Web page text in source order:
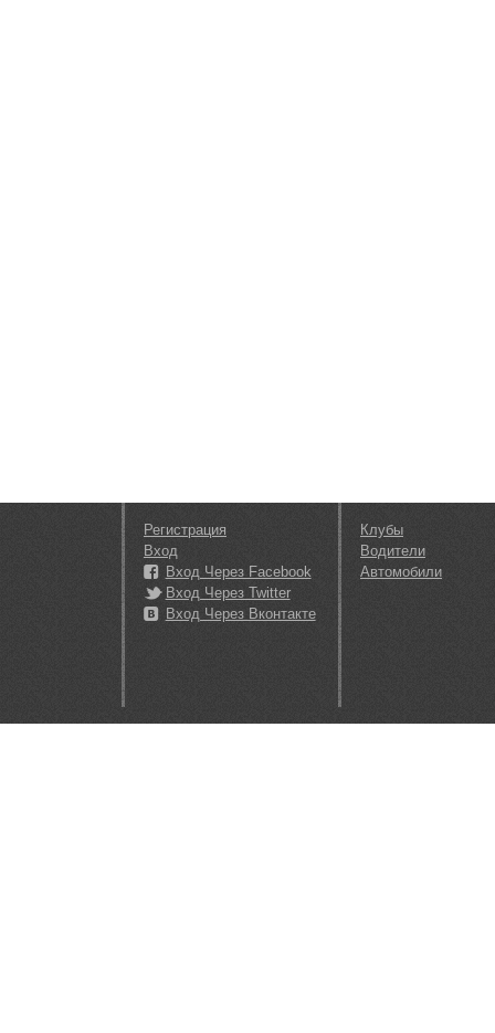
Регистрация
Вход
Вход Через Facebook
Вход Через Twitter
Вход Через Вконтакте
Клубы
Водители
Автомобили